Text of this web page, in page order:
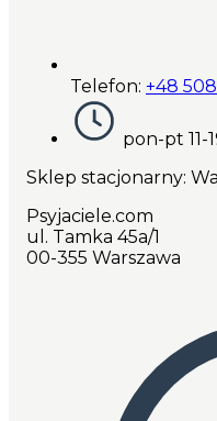
Telefon: +48
pon-pt 11-
Sklep stacjonarny:
Psyjaciele.com
ul. Tamka 45a/1
00-355 Warszawa